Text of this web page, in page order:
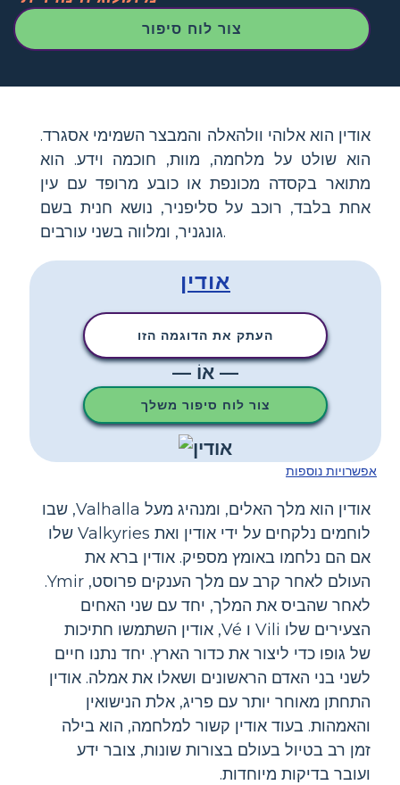
צור לוח סיפור
אודין הוא אלוהי וולהאלה והמבצר השמימי אסגרד.
הוא שולט על מלחמה, מוות, חוכמה וידע. הוא
מתואר בקסדה מכונפת או כובע מרופד עם עין
אחת בלבד, רוכב על סליפניר, נושא חנית בשם
גונגניר, ומלווה בשני עורבים.
אודין
העתק את הדוגמה הזו
— אוֹ —
צור לוח סיפור משלך
אפשרויות נוספות
אודין הוא מלך האלים, ומנהיג מעל Valhalla, שבו
לוחמים נלקחים על ידי אודין ואת Valkyries שלו
אם הם נלחמו באומץ מספיק. אודין ברא את
העולם לאחר קרב עם מלך הענקים פרוסט, Ymir.
לאחר שהביס את המלך, יחד עם שני האחים
הצעירים שלו Vili ו Vé, אודין השתמשו חתיכות
של גופו כדי ליצור את כדור הארץ. יחד נתנו חיים
לשני בני האדם הראשונים ושאלו את אמלה. אודין
התחתן מאוחר יותר עם פריג, אלת הנישואין
והאמהות. בעוד אודין קשור למלחמה, הוא בילה
זמן רב בטיול בעולם בצורות שונות, צובר ידע
ועובר בדיקות מיוחדות.